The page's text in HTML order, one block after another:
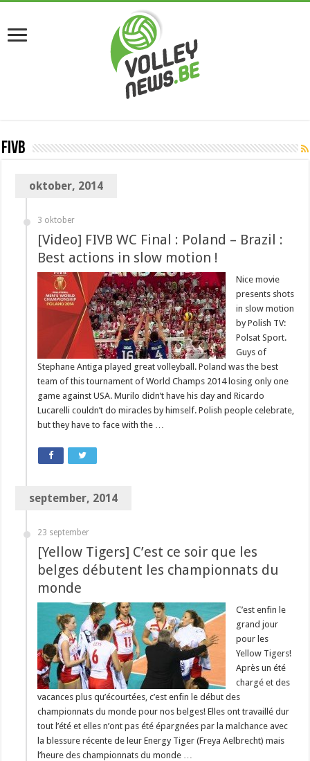
FIVB
oktober, 2014
3 oktober
[Video] FIVB WC Final : Poland – Brazil :
Best actions in slow motion !
Nice movie
presents shots
in slow motion
by Polish TV:
Polsat Sport.
Guys of
Stephane Antiga played great volleyball. Poland was the best
team of this tournament of World Champs 2014 losing only one
game against USA. Murilo didn’t have his day and Ricardo
Lucarelli couldn’t do miracles by himself. Polish people celebrate,
but they have to face with the …
september, 2014
23 september
[Yellow Tigers] C’est ce soir que les
belges débutent les championnats du
monde
C’est enfin le
grand jour
pour les
Yellow Tigers!
Après un été
chargé et des
vacances plus qu’écourtées, c’est enfin le début des
championnats du monde pour nos belges! Elles ont travaillé dur
tout l’été et elles n’ont pas été épargnées par la malchance avec
la blessure récente de leur Energy Tiger (Freya Aelbrecht) mais
l’heure des championnats du monde …